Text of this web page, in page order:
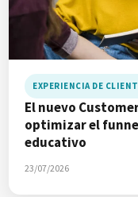
EXPERIENCIA DE
El nuevo
optimizar el
educativo
23/07/2026